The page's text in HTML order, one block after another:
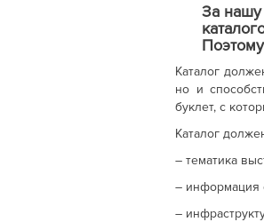
За нашу
Каталог
но и
буклет, с
Каталог
– тематика
– информация
–